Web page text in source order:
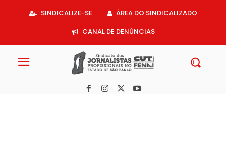
SINDICALIZE-SE
ÁREA DO SINDICALIZADO
CANAL DE DENÚNCIAS